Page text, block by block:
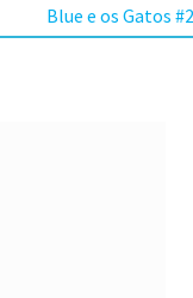
Próximo
Blue e os Gatos